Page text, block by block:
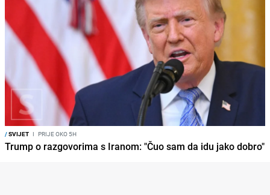
/SVIJET I PRIJE OKO 5H
Trump o razgovorima s Iranom: "Čuo sam da idu jako dobro"